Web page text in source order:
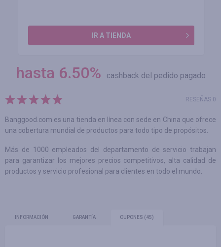
IR A TIENDA
hasta 6.50% cashback del pedido pagado
RESEÑAS 0
Banggood.com es una tienda en línea con sede en China que ofrece
una cobertura mundial de productos para todo tipo de propósitos.
Más de 1000 empleados del departamento de servicio trabajan
para garantizar los mejores precios competitivos, alta calidad de
productos y servicio profesional para clientes en todo el mundo.
INFORMACIÓN GARANTÍA CUPONES (45)